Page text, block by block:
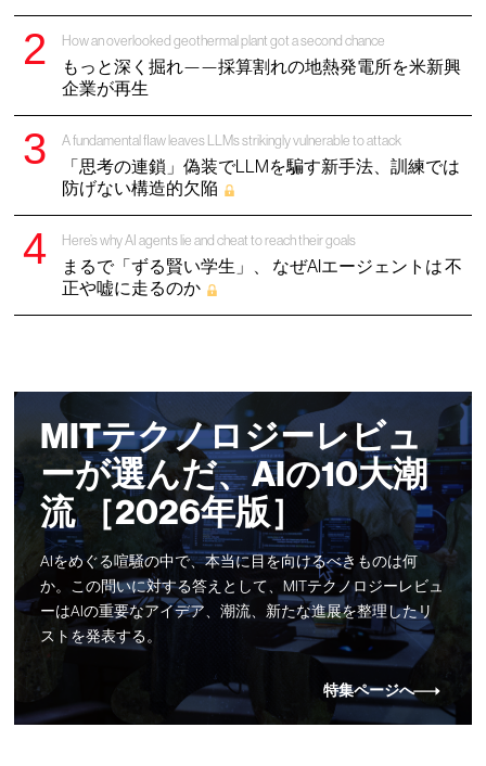
How an overlooked geothermal plant got a second chance
もっと深く掘れ——採算割れの地熱発電所を米新興
企業が再生
A fundamental flaw leaves LLMs strikingly vulnerable to attack
「思考の連鎖」偽装でLLMを騙す新手法、訓練では
防げない構造的欠陥
Here’s why AI agents lie and cheat to reach their goals
まるで「ずる賢い学生」、 なぜAIエージェントは 不
正や嘘に走るのか
MITテクノロジーレビュ
ーが選んだ、AIの10大潮
流 ［2026年版］
AIをめぐる喧騒の中で、本当に目を向けるべきものは何
か。この問いに対する答えとして、MITテクノロジーレビュ
ーはAIの重要なアイデア、潮流、新たな進展を整理したリ
ストを発表する。
特集ページへ